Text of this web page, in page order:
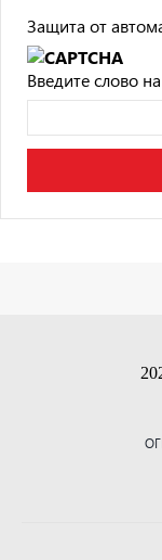
Защита от
Введите слово